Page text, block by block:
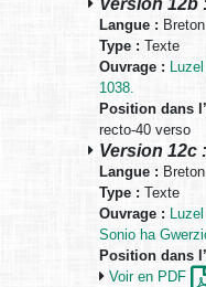
Langue : Breton
Type : Texte
Ouvrage :
1038.
Position dans
recto-40 verso
Version 12c
Langue : Breton
Type : Texte
Ouvrage :
Sonio ha
Position dans
Voir en PDF